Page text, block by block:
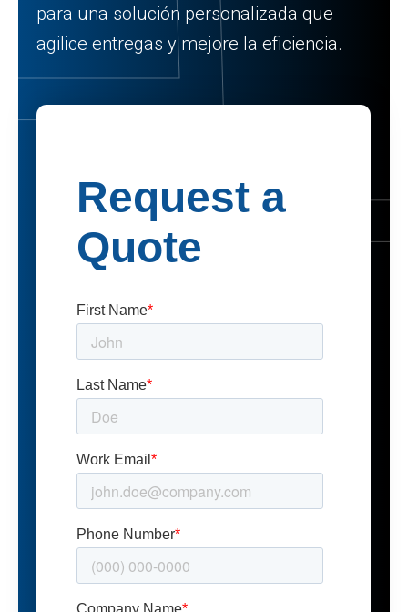
para una solución personalizada que
agilice entregas y mejore la eficiencia.